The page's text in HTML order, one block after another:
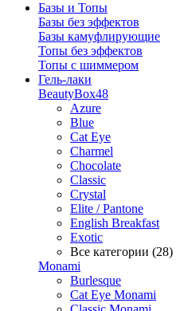
Базы и Топы
Базы без эффектов
Базы камуфлирующие
Топы без эффектов
Топы с шиммером
Гель-лаки
BeautyBox48
Azure
Blue
Cat Eye
Charmel
Chocolate
Classic
Crystal
Elite / Pantone
English Breakfast
Exotic
Все категории (28)
Monami
Burlesque
Cat Eye Monami